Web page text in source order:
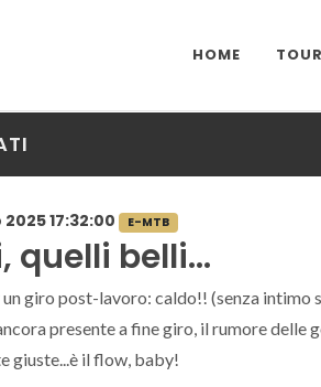
HOME
17:32:00 E-MTB
quelli belli...
giro post-lavoro: caldo!! (senza intimo
presente a fine giro, il rumore delle
giuste...è il flow, baby!